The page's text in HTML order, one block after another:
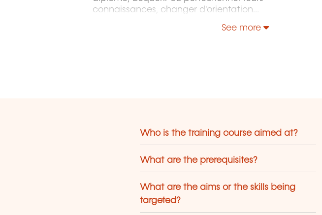
connaissances, changer d'orientation
technologies, enrichir leur culture
See more
Who is the training course aimed at?
What are the prerequisites?
What are the aims or the skills being
targeted?